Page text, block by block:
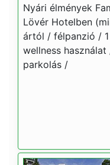
Nyári élmények
Lövér Hotelben
ártól / félpanzió /
wellness
parkolás /